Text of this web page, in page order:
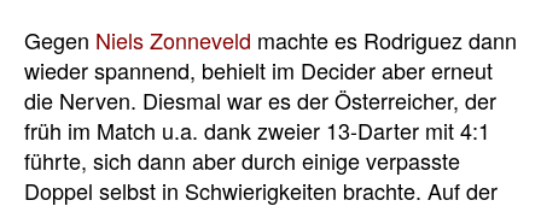
Gegen Niels Zonneveld machte es Rodriguez dann
wieder spannend, behielt im Decider aber erneut
die Nerven. Diesmal war es der Österreicher, der
früh im Match u.a. dank zweier 13-Darter mit 4:1
führte, sich dann aber durch einige verpasste
Doppel selbst in Schwierigkeiten brachte. Auf der